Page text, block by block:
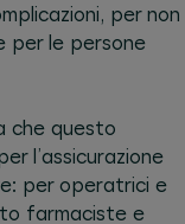
per non
per le persone
che questo
l’assicurazione
per operatrici e
farmaciste e